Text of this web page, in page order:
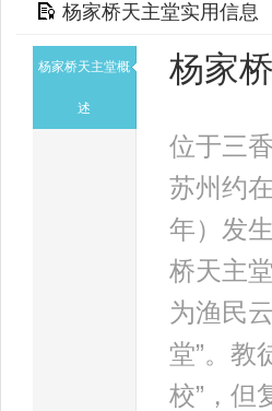
杨家桥天主堂实用信息
杨家桥天主堂概
述
杨家
位于三
苏州约
年）发
桥天主
为渔民
堂”。教
校”，但